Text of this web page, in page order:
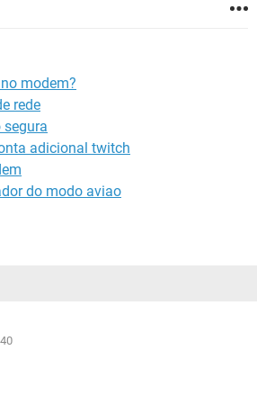
modem?
rede
adicional twitch
do modo aviao